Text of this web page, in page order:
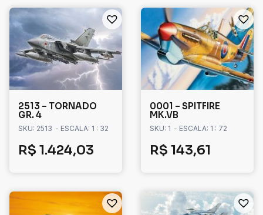
2513 – TORNADO
GR. 4
SKU: 2513 - ESCALA: 1 : 32
R$ 1.424,03
0001 – SPITFIRE
MK.VB
SKU: 1 - ESCALA: 1 : 72
R$ 143,61